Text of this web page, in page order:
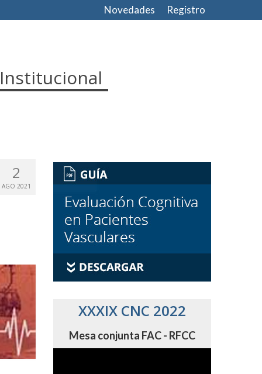
Novedades Registro
2
AGO 2021
XXXIX CNC 2022
Mesa conjunta FAC - RFCC